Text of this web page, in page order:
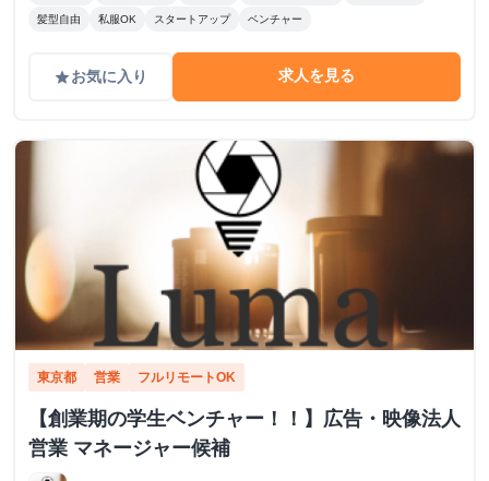
髪型自由 私服OK スタートアップ ベンチャー
gradeお気に入り 求人を見る
東京都 営業 フルリモートOK
【創業期の学生ベンチャー！！】広告・映像法人
営業 マネージャー候補